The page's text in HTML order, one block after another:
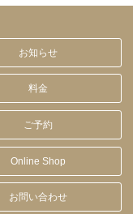
お知らせ
料金
ご予約
Online Shop
お問い合わせ